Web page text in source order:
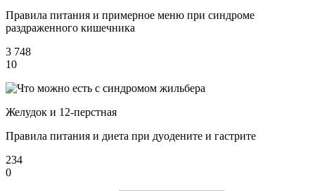
Правила питания и примерное меню при синдроме
раздраженного кишечника
3 748
10
Желудок и 12-перстная
Правила питания и диета при дуодените и гастрите
234
0